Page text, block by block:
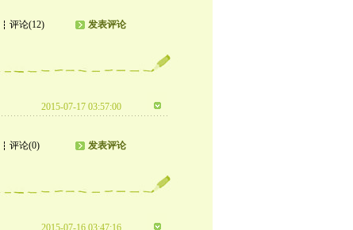
评论(12) 发表评论
2015-07-17 03:57:00
评论(0) 发表评论
2015-07-16 03:47:16